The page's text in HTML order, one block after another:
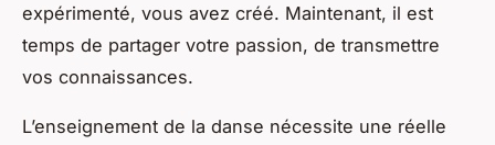
expérimenté, vous avez créé. Maintenant, il est
temps de partager votre passion, de transmettre
vos connaissances.
L’enseignement de la danse nécessite une réelle